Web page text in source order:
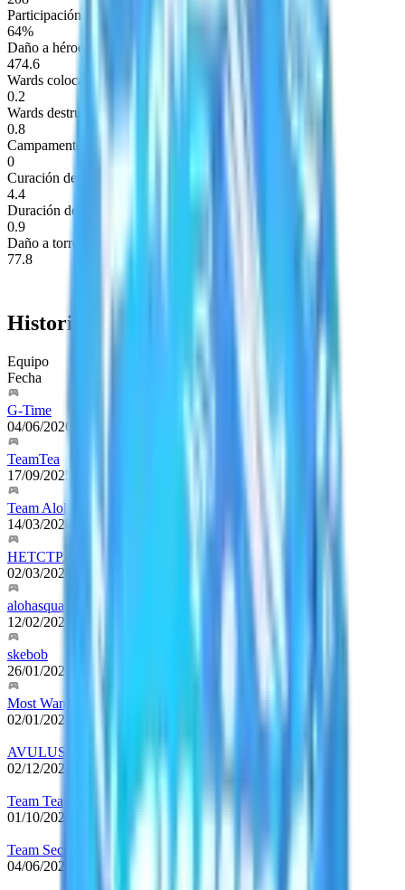
Participación en asesinatos
64%
Daño a héroes por minuto
474.6
Wards colocados por mapa
0.2
Wards destruidos por mapa
0.8
Campamentos apilados por minuto
0
Curación de héroes por minuto
4.4
Duración de aturdimiento por minuto
0.9
Daño a torres por minuto
77.8
Historial del equipo
Equipo
Fecha
G-Time
04/06/2026
TeamTea
17/09/2025
Team Alohadance
14/03/2026
HETCTPAXA
02/03/2026
alohasquad
12/02/2026
skebob
26/01/2026
Most Wanted
02/01/2026
AVULUS
02/12/2025
Team Tea
01/10/2025
02/12/2025
Team Secret
04/06/2025